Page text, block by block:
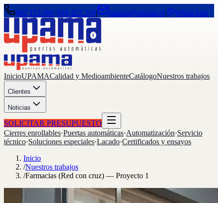
902 153 595·916 423 219| upama@upama.es| WhatsApp
InicioUPAMACalidad y MedioambienteCatálogoNuestros trabajos
Clientes
Noticias
SOLICITAR PRESUPUESTO
Cierres enrollables·Puertas automáticas·Automatización·Servicio
técnico·Soluciones especiales·Lacado·Certificados y ensayos
Inicio
/Nuestros trabajos
/Farmacias (Red con cruz) — Proyecto 1